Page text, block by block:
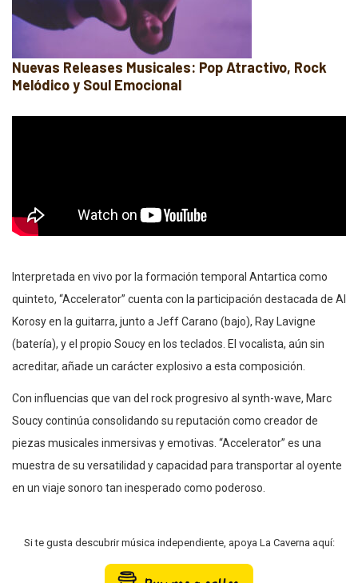
Nuevas Releases Musicales: Pop Atractivo, Rock
Melódico y Soul Emocional
Interpretada en vivo por la formación temporal Antartica como
quinteto, “Accelerator” cuenta con la participación destacada de Al
Korosy en la guitarra, junto a Jeff Carano (bajo), Ray Lavigne
(batería), y el propio Soucy en los teclados. El vocalista, aún sin
acreditar, añade un carácter explosivo a esta composición.
Con influencias que van del rock progresivo al synth-wave, Marc
Soucy continúa consolidando su reputación como creador de
piezas musicales inmersivas y emotivas. “Accelerator” es una
muestra de su versatilidad y capacidad para transportar al oyente
en un viaje sonoro tan inesperado como poderoso.
Si te gusta descubrir música independiente, apoya La Caverna aquí: